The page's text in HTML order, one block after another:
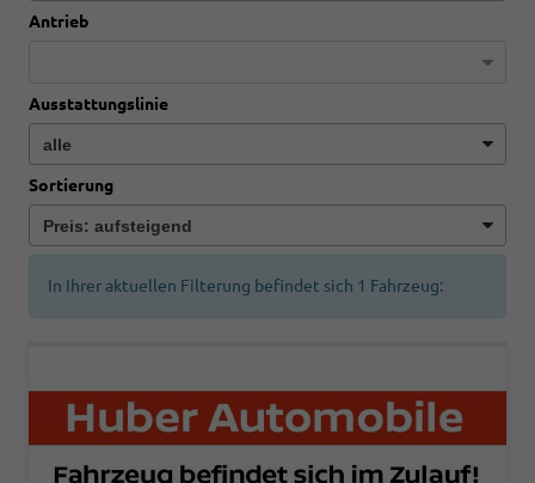
Antrieb
Ausstattungslinie
Sortierung
In Ihrer aktuellen Filterung befindet sich 1 Fahrzeug: